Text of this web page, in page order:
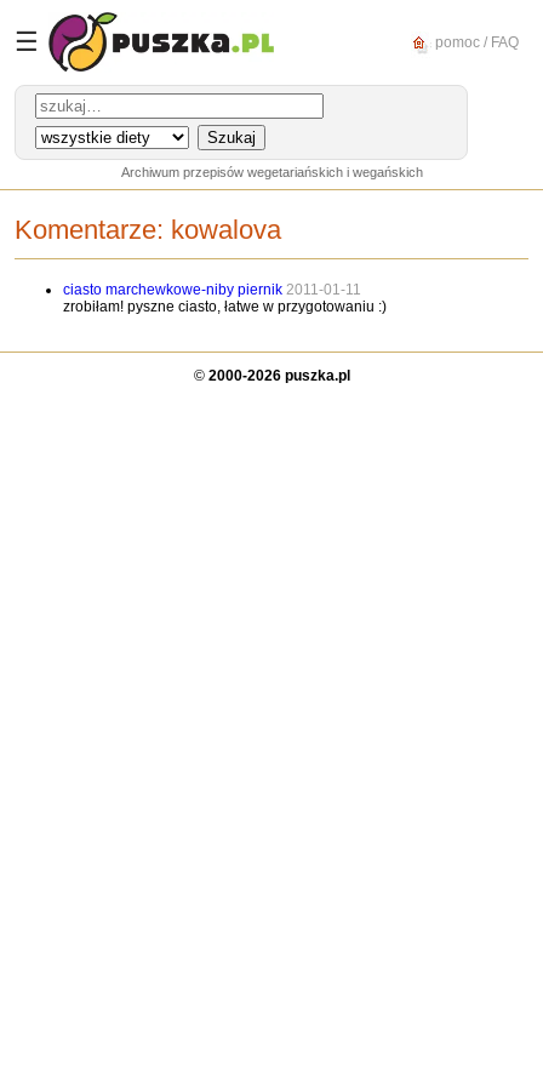
☰ pomoc / FAQ
Archiwum przepisów wegetariańskich i wegańskich
Komentarze: kowalova
ciasto marchewkowe-niby piernik 2011-01-11
zrobiłam! pyszne ciasto, łatwe w przygotowaniu :)
© 2000-2026 puszka.pl